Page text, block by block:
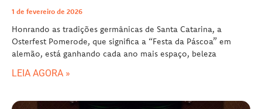
1 de fevereiro de 2026
Honrando as tradições germânicas de Santa Catarina, a
Osterfest Pomerode, que significa a “Festa da Páscoa” em
alemão, está ganhando cada ano mais espaço, beleza
LEIA AGORA »